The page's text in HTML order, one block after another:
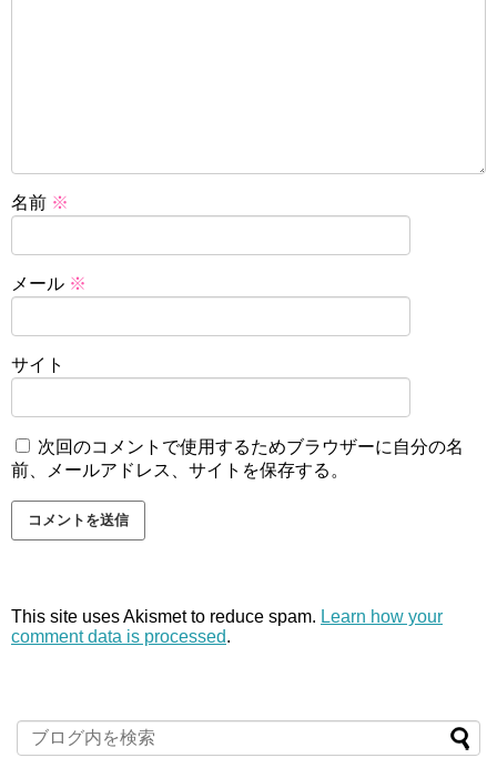
名前 ※
メール ※
サイト
次回のコメントで使用するためブラウザーに自分の名
前、メールアドレス、サイトを保存する。
This site uses Akismet to reduce spam. Learn how your
comment data is processed.